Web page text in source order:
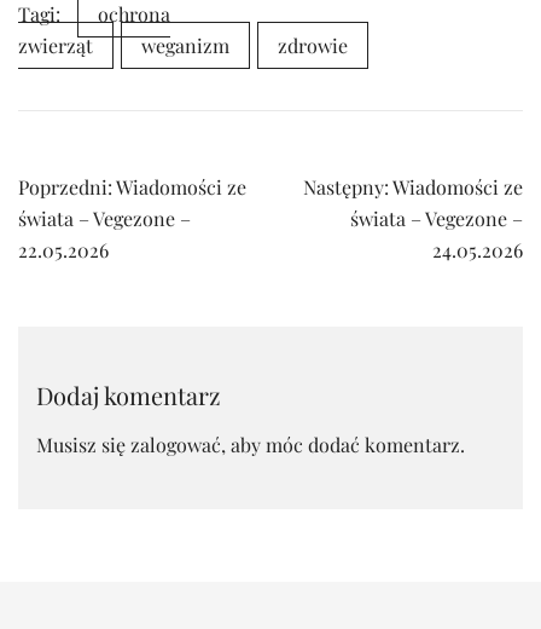
Tagi:
ochrona
zwierząt
weganizm zdrowie
Nawigacja
wpisu
Poprzedni:Wiadomości ze
świata – Vegezone –
22.05.2026
Następny:Wiadomości ze
świata – Vegezone –
24.05.2026
Dodaj komentarz
Musisz sięzalogować, aby móc dodać komentarz.